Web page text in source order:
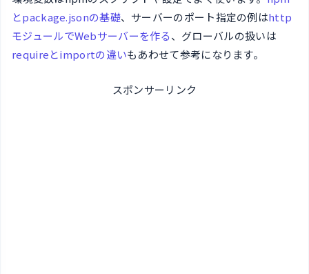
とpackage.jsonの基礎、サーバーのポート指定の例はhttp
モジュールでWebサーバーを作る、グローバルの扱いは
requireとimportの違いもあわせて参考になります。
スポンサーリンク